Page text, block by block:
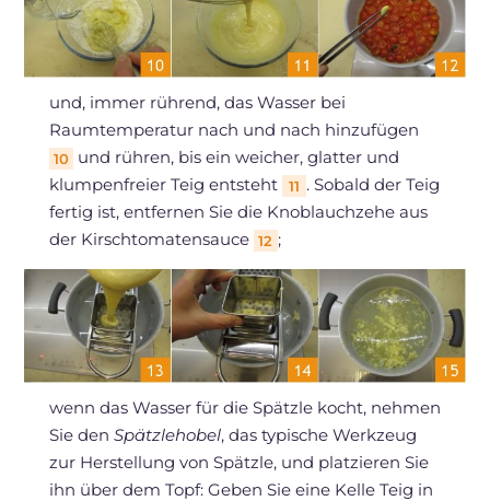
und, immer rührend, das Wasser bei
Raumtemperatur nach und nach hinzufügen
10 und rühren, bis ein weicher, glatter und
klumpenfreier Teig entsteht
11 . Sobald der Teig
fertig ist, entfernen Sie die Knoblauchzehe aus
der Kirschtomatensauce 12 ;
wenn das Wasser für die Spätzle kocht, nehmen
Sie den Spätzlehobel, das typische Werkzeug
zur Herstellung von Spätzle, und platzieren Sie
ihn über dem Topf: Geben Sie eine Kelle Teig in